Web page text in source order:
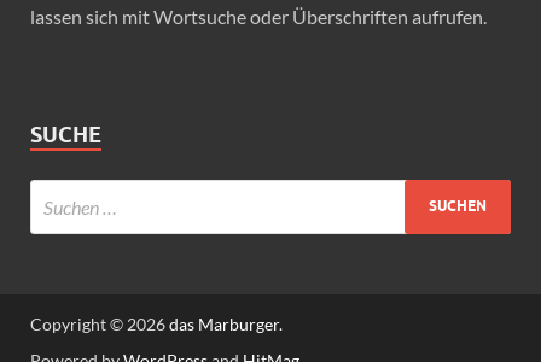
lassen sich mit Wortsuche oder Überschriften aufrufen.
SUCHE
Copyright © 2026das Marburger.